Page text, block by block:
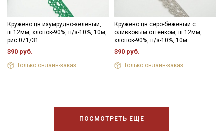
Кружево цв.изумрудно-зеленый,
ш.12мм, хлопок-90%, п/э-10%, 10м,
рис.071/31
390 руб.
Только онлайн-заказ
Кружево цв.серо-бежевый с
оливковым оттенком, ш.12мм,
хлопок-90%, п/э-10%, 10м
390 руб.
Только онлайн-заказ
ПОСМОТРЕТЬ ЕЩЕ